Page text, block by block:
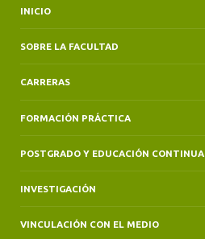
INICIO
SOBRE LA FACULTAD
CARRERAS
FORMACIÓN PRÁCTICA
POSTGRADO Y EDUCACIÓN CONTINUA
INVESTIGACIÓN
VINCULACIÓN CON EL MEDIO